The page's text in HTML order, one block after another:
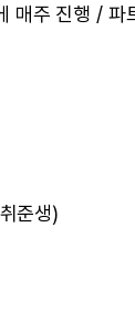
매주 진행 /
준생)